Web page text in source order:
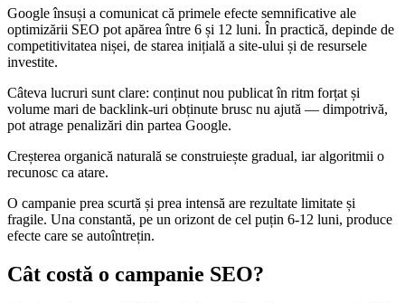
Google însuși a comunicat că primele efecte semnificative ale
optimizării SEO pot apărea între 6 și 12 luni. În practică, depinde de
competitivitatea nișei, de starea inițială a site-ului și de resursele
investite.
Câteva lucruri sunt clare: conținut nou publicat în ritm forțat și
volume mari de backlink-uri obținute brusc nu ajută — dimpotrivă,
pot atrage penalizări din partea Google.
Creșterea organică naturală se construiește gradual, iar algoritmii o
recunosc ca atare.
O campanie prea scurtă și prea intensă are rezultate limitate și
fragile. Una constantă, pe un orizont de cel puțin 6-12 luni, produce
efecte care se autoîntrețin.
Cât costă o campanie SEO?